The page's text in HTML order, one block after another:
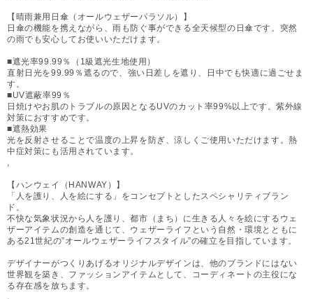
【晴雨兼用日傘（オールウェザーパラソル）】
日傘の機能を携えながら、雨も防ぐ事ができる全天候型の日傘です。突然
の雨でも安心してお使いいただけます。
■遮光率99.99％（1級遮光生地使用）
直射日光を99.99％遮るので、強い日差しを遮り、日中でも快適に過ごせま
す。
■UV遮蔽率99％
日焼けやお肌のトラブルの原因となるUVのカット率99%以上です。紫外線
対策におすすめです。
■遮熱効果
光を反射させることで温度の上昇を防ぎ、涼しくご使用いただけます。熱
中症対策にも活用されています。
【ハンウェイ（HANWAY）】
「人を護り、人を絵にする」をコンセプトとしたスペシャリティブラン
ド。
不快な気象状況から人を護り、都市（まち）に生きる人々を絵にするウェ
ザーアイテムの創造を通じて、ウェザーライフという自然・環境とともに
ある21世紀の”オールウェザーライフスタイル”の確立を目指しています。
デザイナーがつくりあげるオリジナルデザインは、他のブランドにはない
世界観を築き、ファッションアイテムとして、コーディネートの主役にな
る存在感を放ちます。